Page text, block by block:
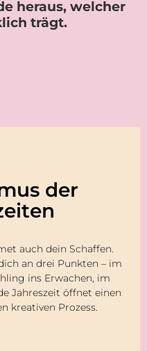
heraus, welcher
trägt.
der
auch dein Schaffen.
an drei Punkten – im
ins Erwachen, im
Jahreszeit öffnet einen
kreativen Prozess.